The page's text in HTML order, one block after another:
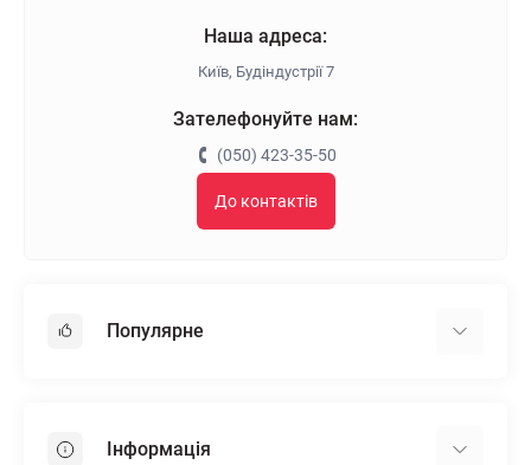
Наша адреса:
Київ, Будіндустрії 7
Зателефонуйте нам:
(050) 423-35-50
До контактів
Популярне
Інформація